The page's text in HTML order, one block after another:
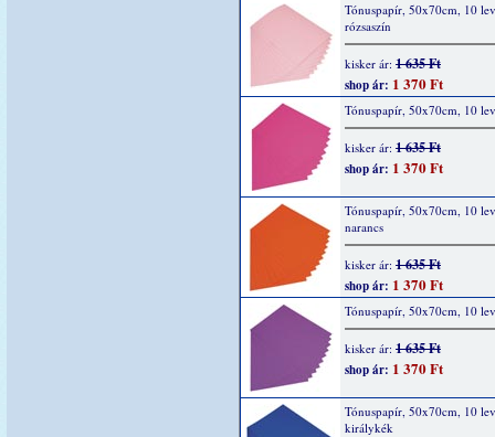
Tónuspapír, 50x70cm, 10
rózsaszín
kisker ár: 1 635 Ft
shop ár: 1 370 Ft
Tónuspapír, 50x70cm, 10
kisker ár: 1 635 Ft
shop ár: 1 370 Ft
Tónuspapír, 50x70cm, 10
narancs
kisker ár: 1 635 Ft
shop ár: 1 370 Ft
Tónuspapír, 50x70cm, 10
kisker ár: 1 635 Ft
shop ár: 1 370 Ft
Tónuspapír, 50x70cm, 10
királykék